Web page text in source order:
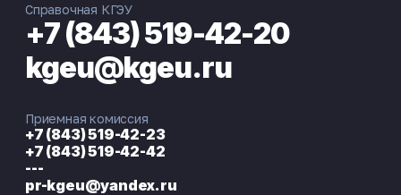
Справочная КГЭУ
+7 (843) 519-42-20
kgeu@kgeu.ru
Приемная комиссия
+7 (843) 519-42-23
+7 (843) 519-42-42
---
pr-kgeu@yandex.ru